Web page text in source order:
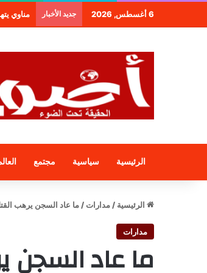
6 أغسطس, 2026 جديد الأخبار طنجة..
الرئيسية سياسية مجتمع
الرئيسية / مدارات / ما عاد السجن يرهب
مدارات
ما عاد السجن